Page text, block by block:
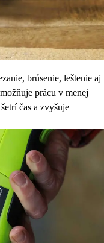
brúsenie, leštenie aj
prácu v menej
čas a zvyšuje